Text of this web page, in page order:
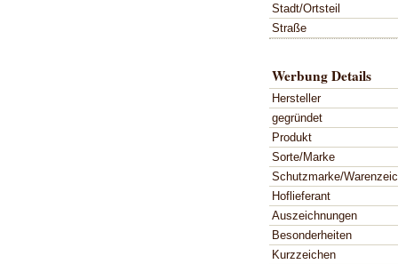
Stadt/Ortsteil
Straße
Werbung Details
Hersteller
gegründet
Produkt
Sorte/Marke
Schutzmarke/
Hoflieferant
Auszeichnungen
Besonderheiten
Kurzzeichen